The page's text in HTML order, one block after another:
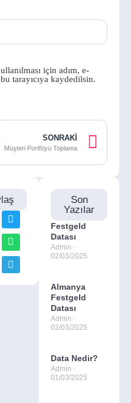
için adım, e-
tarayıcıya kaydedilsin.
SONRAKI
Müşteri Portföyü Toplama
Son
Yazılar
Festgeld
Datası
Admin
02/03/2025
Almanya
Festgeld
Datası
Admin
02/03/2025
Data Nedir?
Admin
01/03/2025